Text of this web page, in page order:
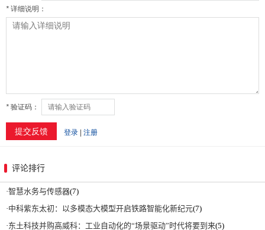
评论排行
·智慧水务与传感器(7)
·中科紫东太初：以多模态大模型开启铁路智能化新纪元(7)
·东土科技并购高威科：工业自动化的“场景驱动”时代将要到来(5)